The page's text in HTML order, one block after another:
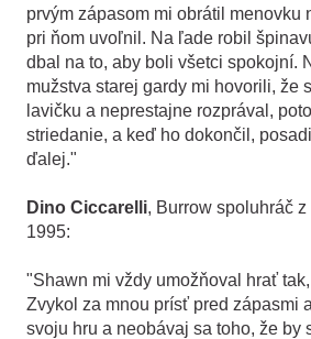
prvým zápasom mi obrátil menovku
pri ňom uvoľnil. Na ľade robil
dbal na to, aby boli všetci spokojní.
mužstva starej gardy mi hovorili, že
lavičku a neprestajne rozprával,
striedanie, a keď ho dokončil,
ďalej."
Dino Ciccarelli, Burrow spoluhráč
1995:
"Shawn mi vždy umožňoval hrať
Zvykol za mnou prísť pred zápasmi
svoju hru a neobávaj sa toho, že by